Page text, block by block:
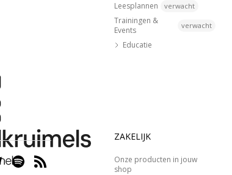
Leesplannen verwacht
Trainingen &
Events
verwacht
Educatie
ZAKELIJK
Onze producten in jouw
shop